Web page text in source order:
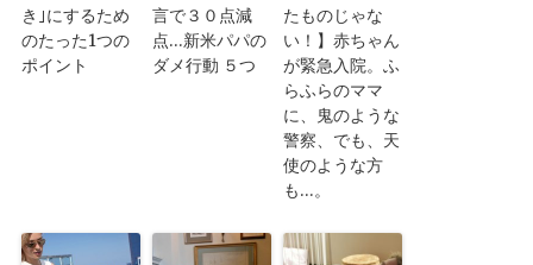
き｣にするため
のたった1つの
ポイント
言で３０点減
点…新米パパの
ダメ行動 ５つ
たものじゃな
い！】赤ちゃん
が緊急入院。ふ
らふらのママ
に、鬼のような
警察、でも、天
使のような方
も…。